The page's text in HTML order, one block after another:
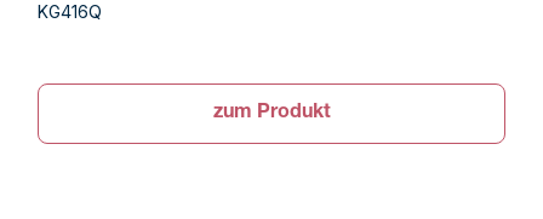
KG416Q
zum Produkt